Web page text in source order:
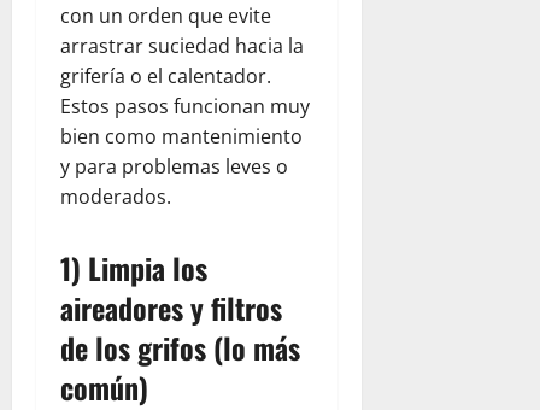
con un orden que evite
arrastrar suciedad hacia la
grifería o el calentador.
Estos pasos funcionan muy
bien como mantenimiento
y para problemas leves o
moderados.
1) Limpia los
aireadores y filtros
de los grifos (lo más
común)